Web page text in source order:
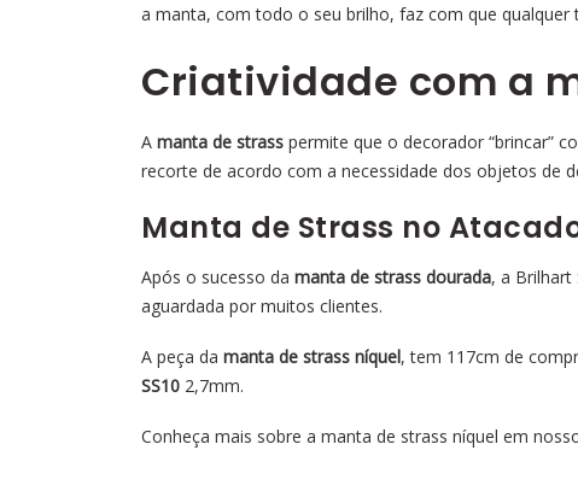
a manta, com todo o seu brilho, faz com que
Criatividade com a
A manta de strass permite que o decorador “brincar”
recorte de acordo com a necessidade dos objetos de
Manta de Strass no
Após o sucesso da manta de strass dourada, a Brilhart
aguardada por muitos clientes.
A peça da manta de strass níquel, tem 117cm de
SS10 2,7mm.
Conheça mais sobre a manta de strass níquel em